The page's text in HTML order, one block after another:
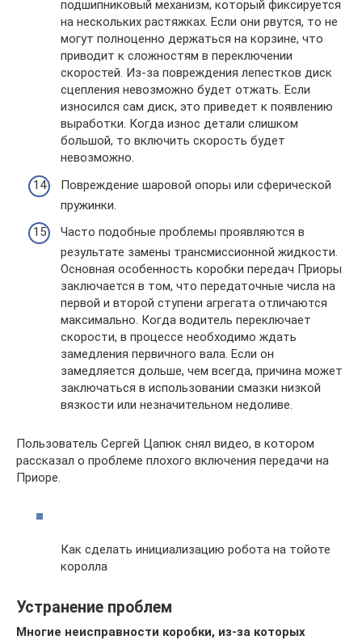
подшипниковый механизм, который фиксируется
на нескольких растяжках. Если они рвутся, то не
могут полноценно держаться на корзине, что
приводит к сложностям в переключении
скоростей. Из-за повреждения лепестков диск
сцепления невозможно будет отжать. Если
износился сам диск, это приведет к появлению
выработки. Когда износ детали слишком
большой, то включить скорость будет
невозможно.
Повреждение шаровой опоры или сферической
пружинки.
Часто подобные проблемы проявляются в
результате замены трансмиссионной жидкости.
Основная особенность коробки передач Приоры
заключается в том, что передаточные числа на
первой и второй ступени агрегата отличаются
максимально. Когда водитель переключает
скорости, в процессе необходимо ждать
замедления первичного вала. Если он
замедляется дольше, чем всегда, причина может
заключаться в использовании смазки низкой
вязкости или незначительном недоливе.
Пользователь Сергей Цапюк снял видео, в котором
рассказал о проблеме плохого включения передачи на
Приоре.
Как сделать инициализацию робота на тойоте
королла
Устранение проблем
Многие неисправности коробки, из-за которых